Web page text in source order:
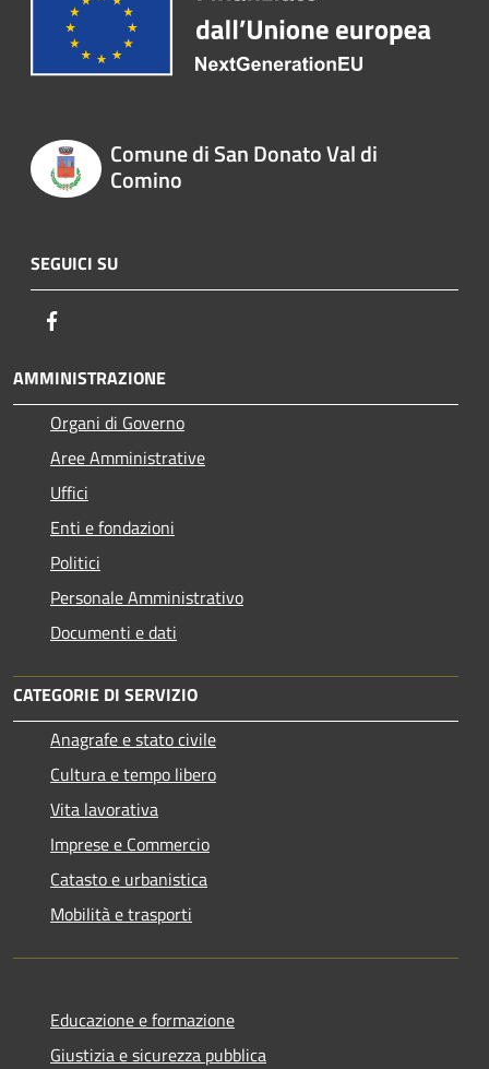
Comune di San Donato Val di
Comino
SEGUICI SU
AMMINISTRAZIONE
Organi di Governo
Aree Amministrative
Uffici
Enti e fondazioni
Politici
Personale Amministrativo
Documenti e dati
CATEGORIE DI SERVIZIO
Anagrafe e stato civile
Cultura e tempo libero
Vita lavorativa
Imprese e Commercio
Catasto e urbanistica
Mobilità e trasporti
Educazione e formazione
Giustizia e sicurezza pubblica